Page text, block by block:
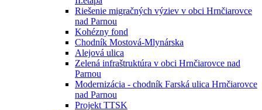
Riešenie migračných výziev v obci Hrnčiarovce
nad Parnou
Kohézny fond
Chodník Mostová-Mlynárska
Alejová ulica
Zelená infraštruktúra v obci Hrnčiarovce nad
Parnou
Modernizácia - chodník Farská ulica Hrnčiarovce
nad Parnou
Projekt TTSK